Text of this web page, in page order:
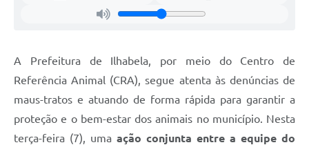
A Prefeitura de Ilhabela, por meio do Centro de
Referência Animal (CRA), segue atenta às denúncias de
maus-tratos e atuando de forma rápida para garantir a
proteção e o bem-estar dos animais no município. Nesta
terça-feira (7), uma ação conjunta entre a equipe do